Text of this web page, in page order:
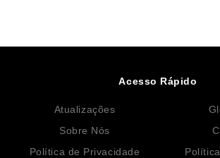
Acesso Rápido
Atualizações
Sobre Nós
Política de Privacidade